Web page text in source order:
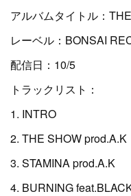
アルバムタイトル：
レーベル：BONSAI
配信日：10/5
トラックリスト：
1. INTRO
2. THE SHOW prod.A.K
3. STAMINA prod.A.K
4. BURNING